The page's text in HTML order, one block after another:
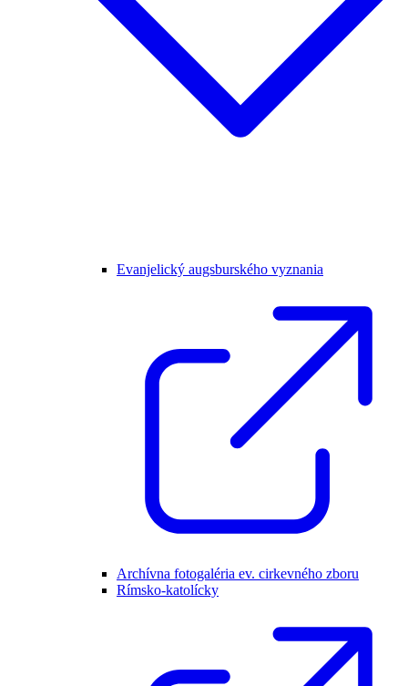
Evanjelický augsburského vyznania
Archívna fotogaléria ev. cirkevného zboru
Rímsko-katolícky